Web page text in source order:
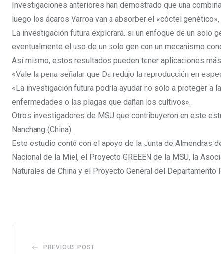
Investigaciones anteriores han demostrado que una
luego los ácaros Varroa van a absorber el «cóctel
La investigación futura explorará, si un enfoque de un solo
eventualmente el uso de un solo gen con un mecanismo
Así mismo, estos resultados pueden tener aplicaciones
«Vale la pena señalar que Da redujo la reproducción en
«La investigación futura podría ayudar no sólo a proteger
enfermedades o las plagas que dañan los cultivos».
Otros investigadores de MSU que contribuyeron en este
Nanchang (China).
Este estudio contó con el apoyo de la Junta de Almendras
Nacional de la Miel, el Proyecto GREEEN de la MSU, la
Naturales de China y el Proyecto General del
PREVIOUS POST